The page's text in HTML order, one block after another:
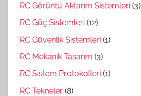
RC Görüntü Aktarım Sistemleri (3)
RC Güç Sistemleri (12)
RC Güvenlik Sistemleri (1)
RC Mekanik Tasarım (3)
RC Sistem Protokolleri (1)
RC Tekneler (8)